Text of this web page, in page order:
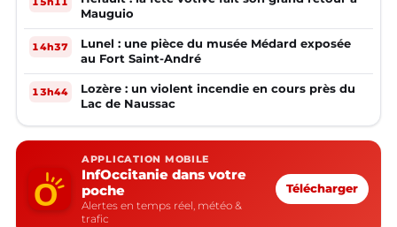
Mauguio
14h37
Lunel : une pièce du musée Médard exposée
au Fort Saint-André
13h44
Lozère : un violent incendie en cours près du
Lac de Naussac
APPLICATION MOBILE
InfOccitanie dans votre
poche
Alertes en temps réel, météo &
trafic
Télécharger